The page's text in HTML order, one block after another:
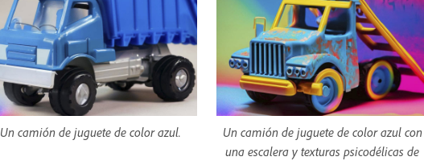
Un camión de juguete de color azul.
Un camión de juguete de color azul con
una escalera y texturas psicodélicas de